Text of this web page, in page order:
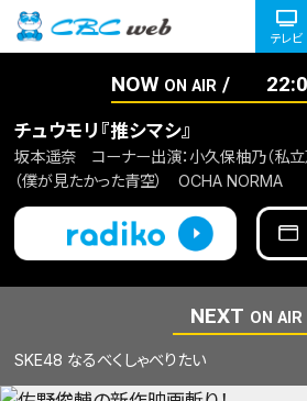
テレビ
NOW ON AIR
チュウモリ『推シマシ』
坂本遥奈 コーナー出演：小久保柚乃（私
（僕が見たかった青空） OCHA NORMA
NEXT ON AIR
SKE48 なるべくしゃべりたい